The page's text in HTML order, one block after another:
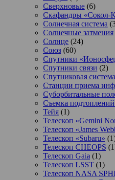
Сверхновые (6)
Скафандры «Сокол-
Солнечная система
Солнечные затмения
Солнце (24)
Союз (60)
Спутники
Спутники связи (2)
Спутниковая
Станции приема
Суборбитальные
Съемка
Тейя (1)
Телескоп «Gemini
Телескоп «James
Телескоп «Subaru»
Телескоп CHEOPS
Телескоп Gaia (1)
Телескоп LSST (1)
Телескоп NASA